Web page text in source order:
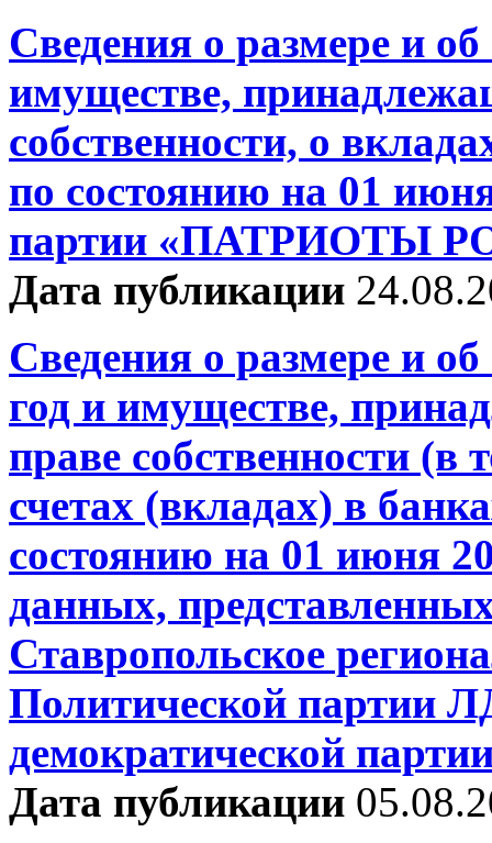
Сведения о размере и
имуществе,
собственности, о
по состоянию на 01
партии «ПАТРИОТЫ
Дата публикации
Сведения о размере и
год и имуществе,
праве собственности (в
счетах (вкладах) в
состоянию на 01 июня
данных,
Ставропольское
Политической партии
демократической
Дата публикации